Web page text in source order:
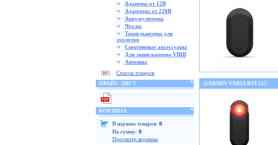
Адаперы от 12В
Адаптеры от 220В
Аккумуляторы
Чехлы
Трансдьюсеры для
эхолотов
Спортивные аксессуары
Для экшн-камеры VIRB
Антенны
Список товаров
ПРАЙС ЛИСТ
КОРЗИНА
В корзине товаров: 0
На сумму: 0
Просмотр корзины
GARMIN VARIA RTL515